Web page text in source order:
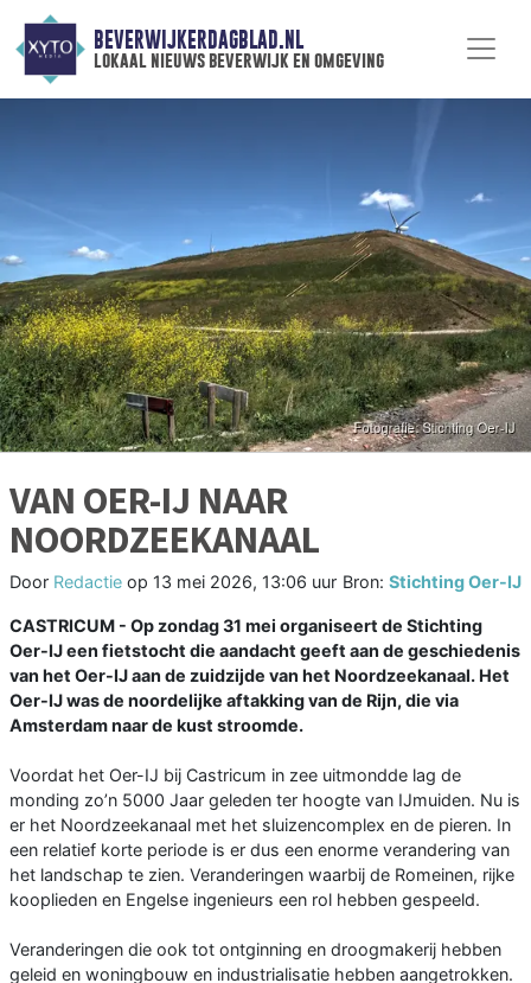
BEVERWIJKERDAGBLAD.NL
lokaal nieuws beverwijk en omgeving
VAN OER-IJ NAAR
NOORDZEEKANAAL
Door Redactie op 13 mei 2026, 13:06 uur Bron: Stichting Oer-IJ
CASTRICUM - Op zondag 31 mei organiseert de Stichting
Oer-IJ een fietstocht die aandacht geeft aan de geschiedenis
van het Oer-IJ aan de zuidzijde van het Noordzeekanaal. Het
Oer-IJ was de noordelijke aftakking van de Rijn, die via
Amsterdam naar de kust stroomde.
Voordat het Oer-IJ bij Castricum in zee uitmondde lag de
monding zo’n 5000 Jaar geleden ter hoogte van IJmuiden. Nu is
er het Noordzeekanaal met het sluizencomplex en de pieren. In
een relatief korte periode is er dus een enorme verandering van
het landschap te zien. Veranderingen waarbij de Romeinen, rijke
kooplieden en Engelse ingenieurs een rol hebben gespeeld.
Veranderingen die ook tot ontginning en droogmakerij hebben
geleid en woningbouw en industrialisatie hebben aangetrokken.